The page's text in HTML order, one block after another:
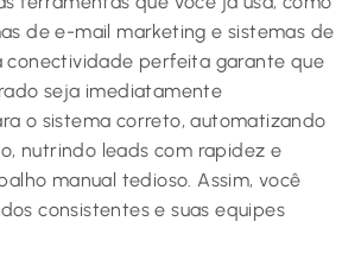
de e-mail marketing e sistemas de
conectividade perfeita garante que
seja imediatamente
o sistema correto, automatizando
nutrindo leads com rapidez e
manual tedioso. Assim, você
consistentes e suas equipes